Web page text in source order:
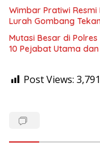
Wimbar Pratiwi
Lurah Gombang
Mutasi Besar di
10 Pejabat Utama
Post Views: 3,791